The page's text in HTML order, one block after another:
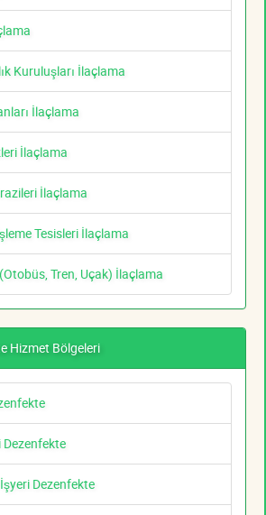
Kuruluşları İlaçlama
İlaçlama
İlaçlama
İlaçlama
Tesisleri İlaçlama
Tren, Uçak) İlaçlama
Hizmet Bölgeleri
Dezenfekte
Dezenfekte